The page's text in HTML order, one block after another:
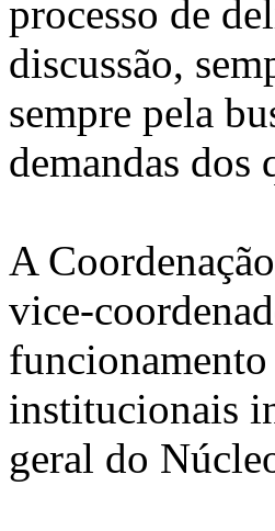
processo de
discussão,
sempre pela
demandas dos
A
vice-
institucionais
geral do